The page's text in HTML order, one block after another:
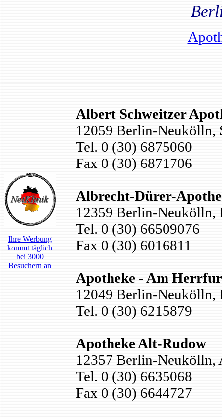
Ihre Werbung
kommt täglich
bei 3000
Besuchern an
Albert Schweitzer
12059 Berlin-Neukölln,
Tel. 0 (30) 6875060
Fax 0 (30) 6871706
Albrecht-Dürer-
12359 Berlin-Neukölln,
Tel. 0 (30) 66509076
Fax 0 (30) 6016811
Apotheke - Am
12049 Berlin-Neukölln,
Tel. 0 (30) 6215879
Apotheke Alt-Rudow
12357 Berlin-Neukölln,
Tel. 0 (30) 6635068
Fax 0 (30) 6644727